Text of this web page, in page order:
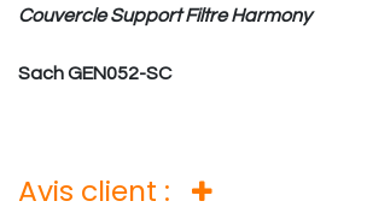
Couvercle Support Filtre Harmony
Sach GEN052-SC
Avis client :